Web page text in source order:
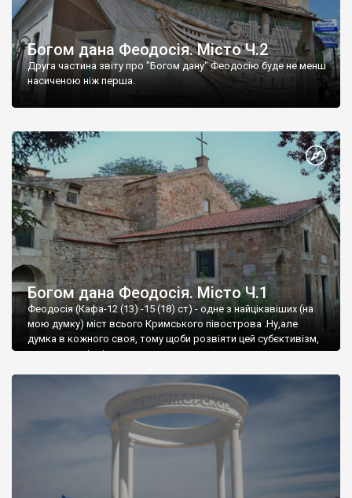
Богом дана Феодосія. Місто Ч.2
Друга частина звіту про "Богом дану" Феодосію буде не менш
насиченою ніж перша.
Богом дана Феодосія. Місто Ч.1
Феодосія (Кафа-12 (13) -15 (18) ст) - одне з найцікавіших (на
мою думку) міст всього Кримського півострова .Ну,але
думка в кожного своя, тому щоби розвіяти цей субєктивізм,
запрошую відвідати це